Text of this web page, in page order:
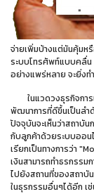
จ่ายเพิ่มบ้างแต่มันคุ้มห
ระบบโทรศัพท์แบบคลื่น
อย่างแพร่หลาย จะยิ่งท
ในแวดวงธุรกิจการ
พัฒนาการที่ดีขึ้นเป็นลำ
ปัจจุบันจะเห็นว่าสถาบั
กับลูกค้าด้วยระบบออ
เรียกเป็นทางการว่า
เงินสามารถทำธรกรรม
ไปยังสถานที่ของสถาบั
ในธุรกรรมอื่นๆได้อีก เ